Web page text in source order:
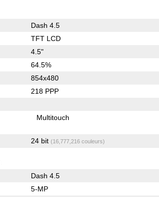
Dash 4.5
TFT LCD
4.5"
64.5%
854x480
218 PPP
Multitouch
24 bit (16,777,216 couleurs)
Dash 4.5
5-MP